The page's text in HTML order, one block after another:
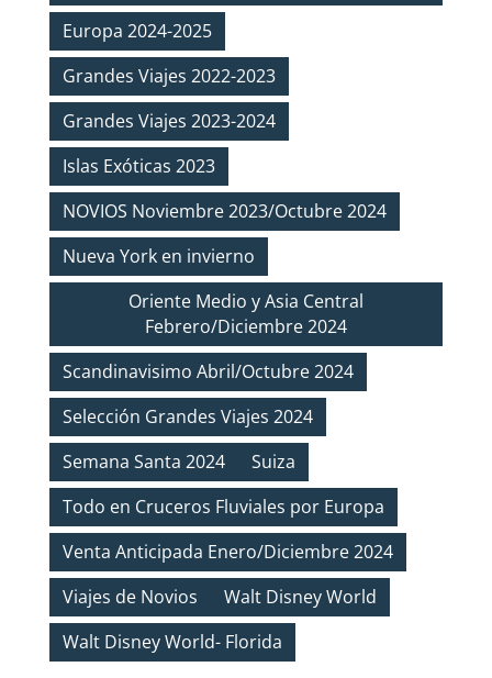
Europa 2024-2025
Grandes Viajes 2022-2023
Grandes Viajes 2023-2024
Islas Exóticas 2023
NOVIOS Noviembre 2023/Octubre 2024
Nueva York en invierno
Oriente Medio y Asia Central
Febrero/Diciembre 2024
Scandinavisimo Abril/Octubre 2024
Selección Grandes Viajes 2024
Semana Santa 2024
Suiza
Todo en Cruceros Fluviales por Europa
Venta Anticipada Enero/Diciembre 2024
Viajes de Novios
Walt Disney World
Walt Disney World- Florida